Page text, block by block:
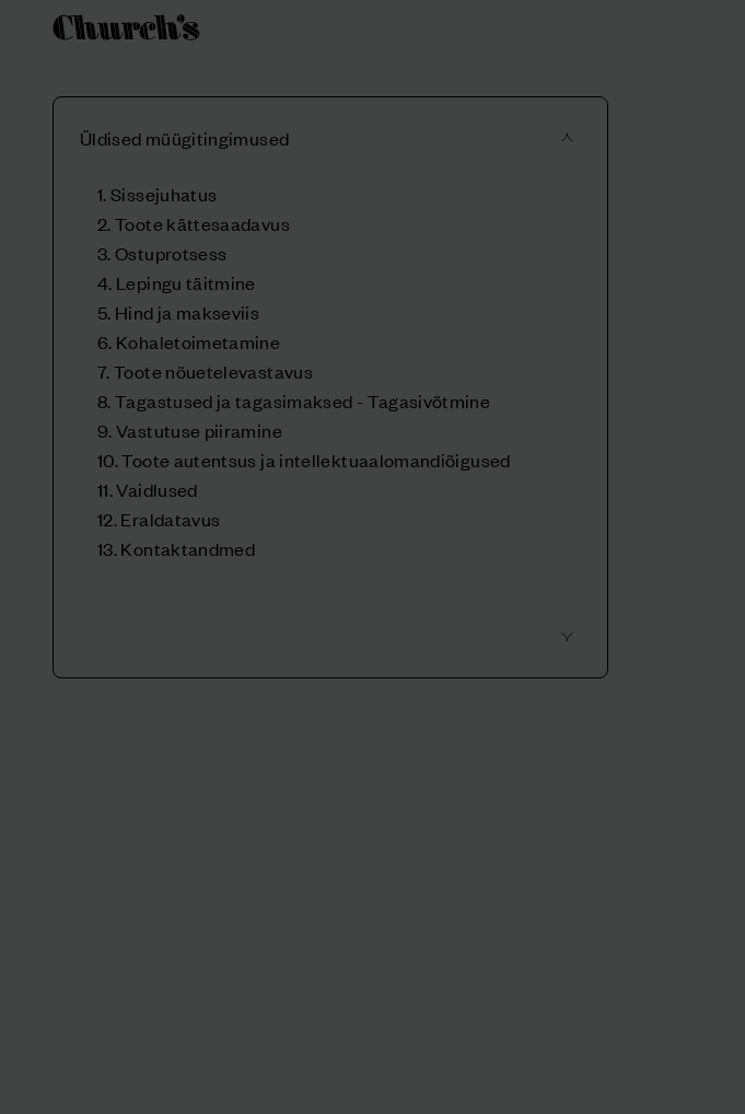
Üldised müügitingimused
1. Sissejuhatus
2. Toote kättesaadavus
3. Ostuprotsess
4. Lepingu täitmine
5. Hind ja makseviis
6. Kohaletoimetamine
7. Toote nõuetelevastavus
8. Tagastused ja tagasimaksed - Tagasivõtmine
9. Vastutuse piiramine
10. Toote autentsus ja intellektuaalomandiõigused
11. Vaidlused
12. Eraldatavus
13. Kontaktandmed